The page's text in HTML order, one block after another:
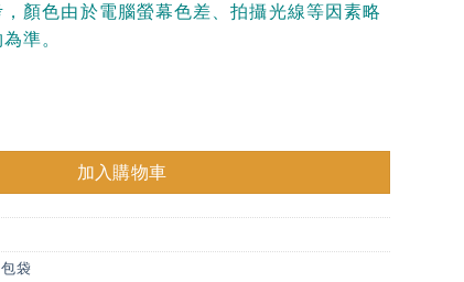
顏色由於電腦螢幕色差、拍攝光線等因素略
準。
薄荷綠 數量
加入購物車
包袋